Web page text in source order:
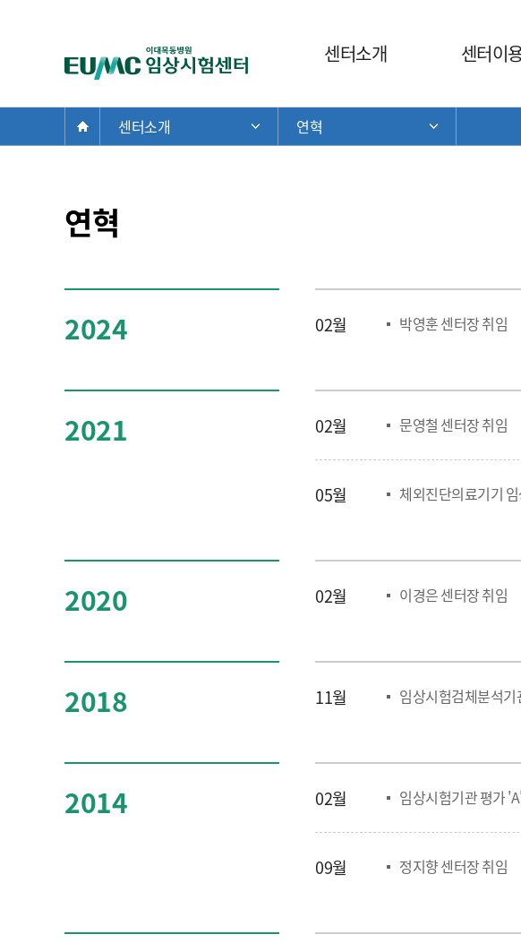
동
임
메
뉴
센터소개 센터이
재
Home
센터소개 주 메뉴 목록 열기
연혁
연혁
2024 02월 박영훈 센터장 취임
2021 02월 문영철 센터장 취임
05월 체외진단의료기기
2020 02월 이경은 센터장 취임
2018 11월 임상시험검체분석
2014 02월 임상시험기관 평가
09월 정지향 센터장 취임